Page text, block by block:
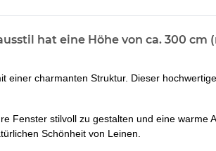
hat eine Höhe von ca. 300 cm
charmanten Struktur. Dieser
Fenster stilvoll zu gestalten und eine warme
Schönheit von Leinen.